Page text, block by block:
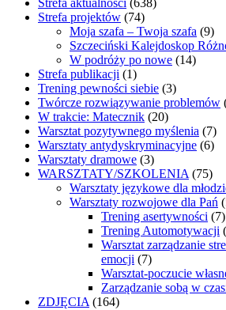
Strefa aktualności (638)
Strefa projektów (74)
Moja szafa – Twoja szafa (9)
Szczeciński Kalejdoskop
W podróży po nowe (14)
Strefa publikacji (1)
Trening pewności siebie (3)
Twórcze rozwiązywanie problemów
W trakcie: Matecznik (20)
Warsztat pozytywnego myślenia (7)
Warsztaty antydyskryminacyjne (6)
Warsztaty dramowe (3)
WARSZTATY/SZKOLENIA (75)
Warsztaty językowe dla
Warsztaty rozwojowe dla Pań
Trening asertywności (7)
Trening Automotywacji
Warsztat zarządzanie
emocji (7)
Warsztat-poczucie
Zarządzanie sobą w
ZDJĘCIA (164)